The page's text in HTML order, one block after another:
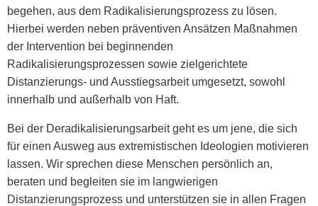
begehen, aus dem Radikalisierungsprozess zu lösen.
Hierbei werden neben präventiven Ansätzen Maßnahmen
der Intervention bei beginnenden
Radikalisierungsprozessen sowie zielgerichtete
Distanzierungs- und Ausstiegsarbeit umgesetzt, sowohl
innerhalb und außerhalb von Haft.
Bei der Deradikalisierungsarbeit geht es um jene, die sich
für einen Ausweg aus extremistischen Ideologien motivieren
lassen. Wir sprechen diese Menschen persönlich an,
beraten und begleiten sie im langwierigen
Distanzierungsprozess und unterstützen sie in allen Fragen